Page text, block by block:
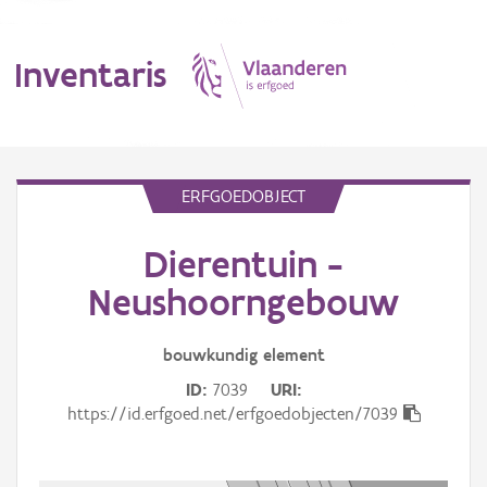
Inventaris
Aanduidingsobject
ERFGOEDOBJECT
Dierentuin -
Neushoorngebouw
bouwkundig element
ID 7039
URI
https://id.erfgoed.net/erfgoedobjecten/7039